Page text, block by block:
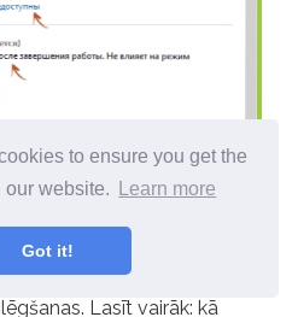
to ensure you get the
our website.
Learn more
Got it!
vienumu "Ieslēdziet ātru
palīdzēt izmantot
Lasīt vairāk: kā